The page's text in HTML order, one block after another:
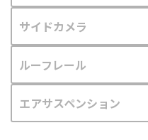
サイドカメラ
ルーフレール
エアサスペンション